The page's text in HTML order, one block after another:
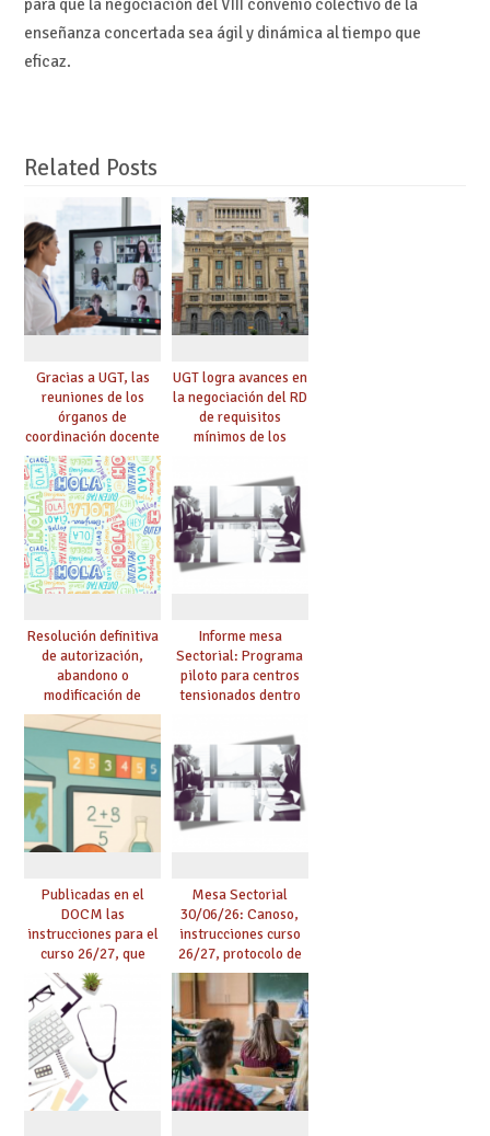
para que la negociación del VIII convenio colectivo de la
enseñanza concertada sea ágil y dinámica al tiempo que
eficaz.
Related Posts
Gracias a UGT, las
reuniones de los
órganos de
coordinación docente
se pueden celebrar
de manera
telemática, sin exigir
presencialidad en el
centro
UGT logra avances en
la negociación del RD
de requisitos
mínimos de los
exige al Ministerio
que los compromisos
se materialicen con
la mayor agilidad
posible
Resolución definitiva
de autorización,
abandono o
modificación de
programas bilingües
o plurilingües. Se
confirma el abandono
de un importante
número de proyectos
en colegios.
Informe mesa
Sectorial: Programa
piloto para centros
tensionados dentro
Acuerdo de Mejoras y
evaluación del curso
25/26
Publicadas en el
DOCM las
instrucciones para el
curso 26/27, que
incluyen, gracias al
Acuerdo firmado por
UGT, la recuperación
de las 18 lectivas en
EEMM y la reducción
de lectivas para
mayores de 55
Mesa Sectorial
30/06/26: Canoso,
instrucciones curso
26/27, protocolo de
agresiones.